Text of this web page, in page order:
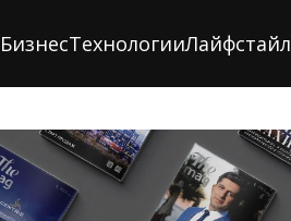
БизнесТехнологииЛайфстайл